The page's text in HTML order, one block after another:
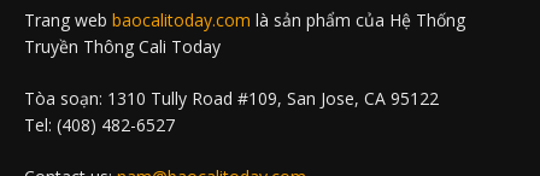
Trang web baocalitoday.com là sản phẩm của Hệ Thống
Truyền Thông Cali Today
Tòa soạn: 1310 Tully Road #109, San Jose, CA 95122
Tel: (408) 482-6527